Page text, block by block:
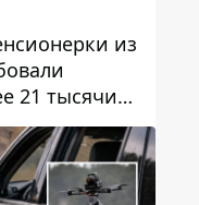
из
21 тысячи
в